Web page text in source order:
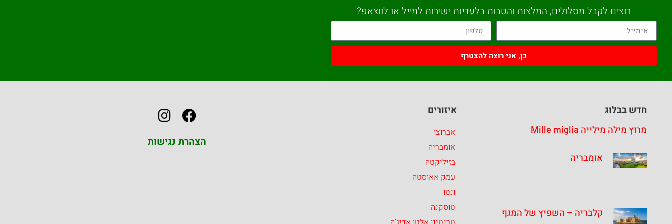
רוצים לקבל מסלולים, המלצות והטבות בלעדיות ישירות למייל או לווצאפ?
כן, אני רוצה להצטרף
חדש בבלוג
מרוץ מילה מילייה Mille miglia
אומבריה
קלבריה – השפיץ של המגף
איזורים
אברוצו
אומבריה
בזיליקטה
עמק אאוסטה
ונטו
טוסקנה
הצהרת נגישות